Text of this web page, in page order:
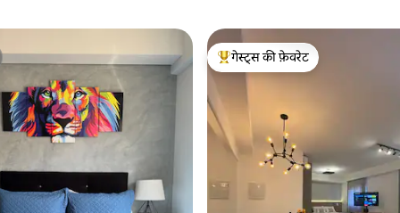
गेस्ट्स का टॉप फ़ेवरेट
गेस्ट्स की फ़ेवरेट